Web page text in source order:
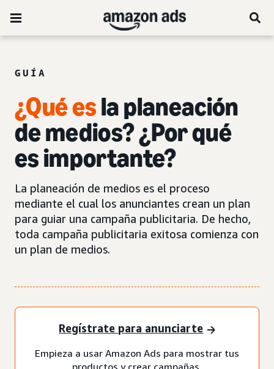
GUÍA
¿Qué esla planeación
de medios? ¿Por qué
es importante?
La planeación de medios es el proceso
mediante el cual los anunciantes crean un plan
para guiar una campaña publicitaria. De hecho,
toda campaña publicitaria exitosa comienza con
un plan de medios.
Regístrate para anunciarte
Empieza a usar Amazon Ads para mostrar tus
productos y crear campañas.